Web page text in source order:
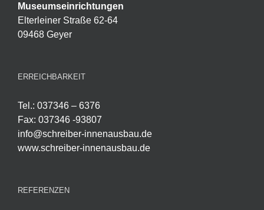
Museumseinrichtungen
Elterleiner Straße 62-64
09468 Geyer
ERREICHBARKEIT
Tel.: 037346 – 6376
Fax: 037346 -93807
info@schreiber-innenausbau.de
www.schreiber-innenausbau.de
REFERENZEN